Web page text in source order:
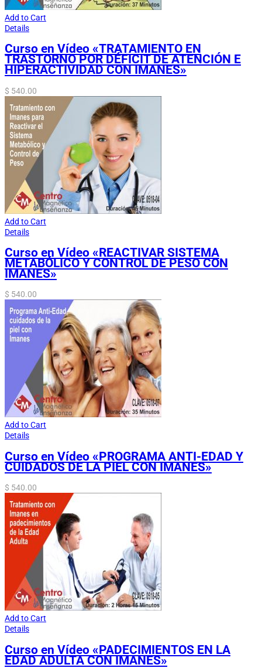
Add to Cart
Details
Curso en Vídeo «TRATAMIENTO EN
TRASTORNO POR DÉFICIT DE ATENCIÓN E
HIPERACTIVIDAD CON IMANES»
$ 540.00
Add to Cart
Details
Curso en Vídeo «REACTIVAR SISTEMA
METABÓLICO Y CONTROL DE PESO CON
IMANES»
$ 540.00
Add to Cart
Details
Curso en Vídeo «PROGRAMA ANTI-EDAD Y
CUIDADOS DE LA PIEL CON IMANES»
$ 540.00
Add to Cart
Details
Curso en Vídeo «PADECIMIENTOS EN LA
EDAD ADULTA CON IMANES»